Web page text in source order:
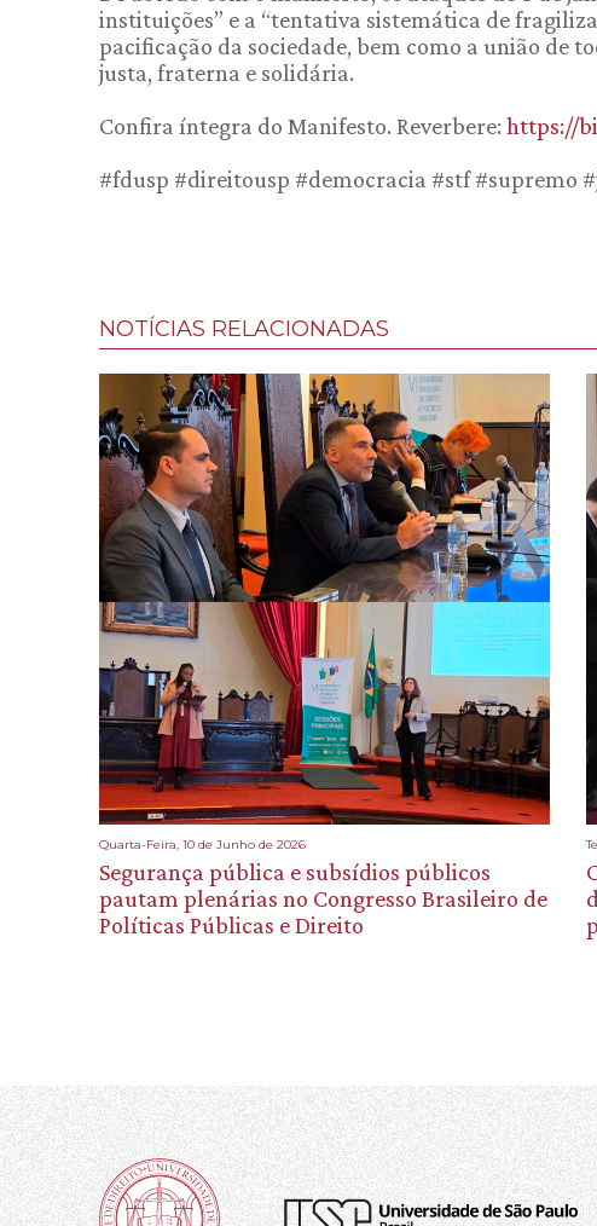
instituições” e a “tentativa sistemática de
pacificação da sociedade, bem como a união de
justa, fraterna e solidária.
Confira íntegra do Manifesto. Reverbere: https://
#fdusp #direitousp #democracia #stf #supremo
NOTÍCIAS RELACIONADAS
Quarta-Feira, 10 de Junho de 2026
Segurança pública e subsídios públicos
pautam plenárias no Congresso Brasileiro de
Políticas Públicas e Direito